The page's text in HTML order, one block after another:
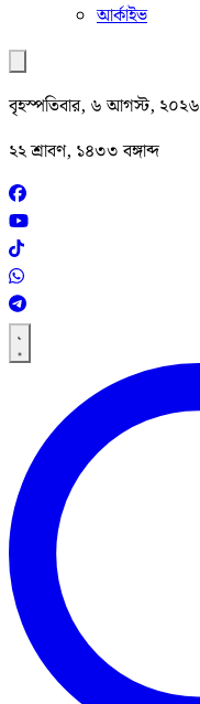
আর্কাইভ
বৃহস্পতিবার, ৬ আগস্ট, ২০২৬
২২ শ্রাবণ, ১৪৩৩ বঙ্গাব্দ